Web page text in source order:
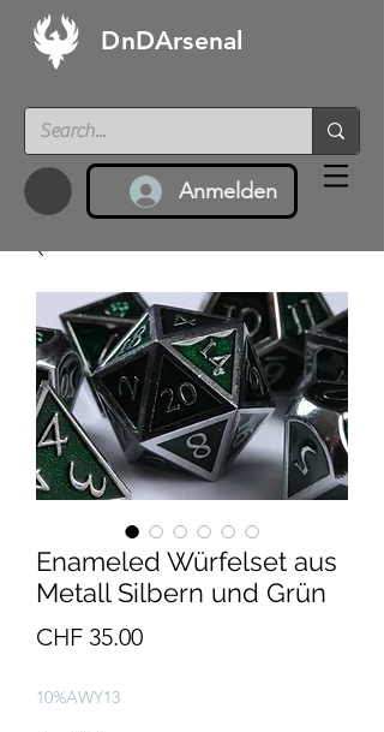
DnDArsenal
Anmelden
Enameled Würfelset aus
Metall Silbern und Grün
CHF 35.00Preis
10%AWY13